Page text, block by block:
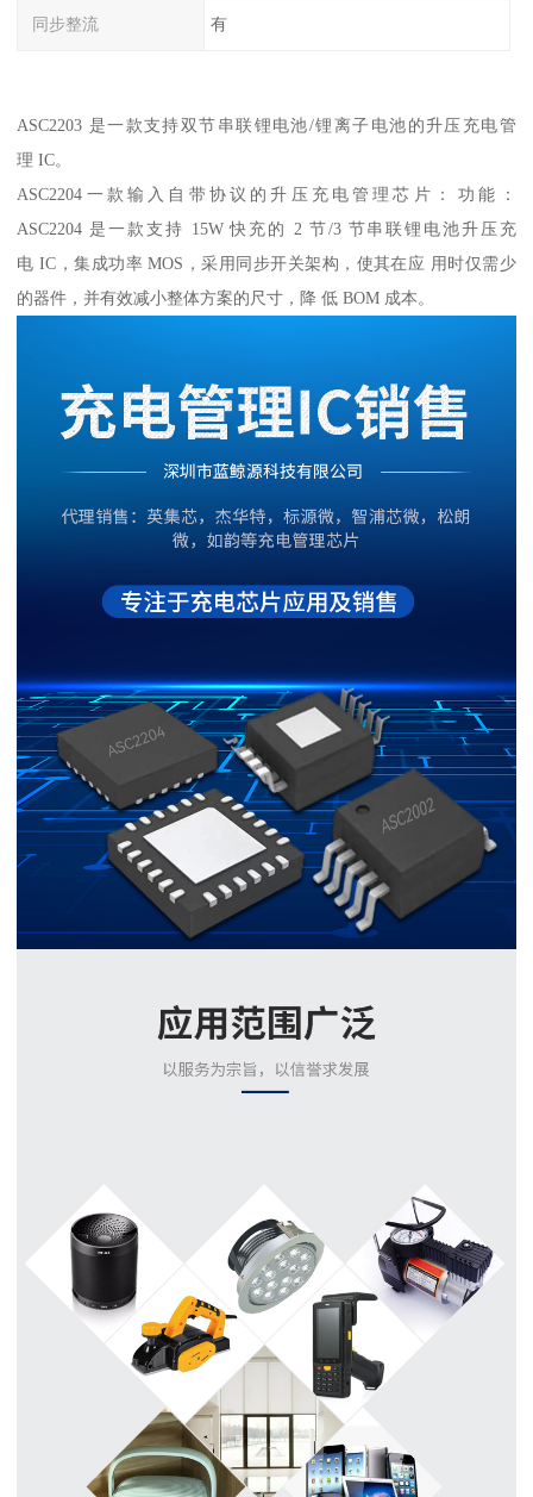
同步整流 有
ASC2203 是一款支持双节串联锂电池/锂离子电池的升压充电管
理 IC。
ASC2204一款输入自带协议的升压充电管理芯片： 功能：
ASC2204 是一款支持 15W 快充的 2 节/3 节串联锂电池升压充
电 IC，集成功率 MOS，采用同步开关架构，使其在应 用时仅需少
的器件，并有效减小整体方案的尺寸，降 低 BOM 成本。